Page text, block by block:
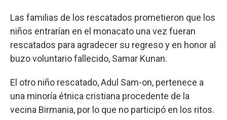
Las familias de los rescatados prometieron que los
niños entrarían en el monacato una vez fueran
rescatados para agradecer su regreso y en honor al
buzo voluntario fallecido, Samar Kunan.
El otro niño rescatado, Adul Sam-on, pertenece a
una minoría étnica cristiana procedente de la
vecina Birmania, por lo que no participó en los ritos.